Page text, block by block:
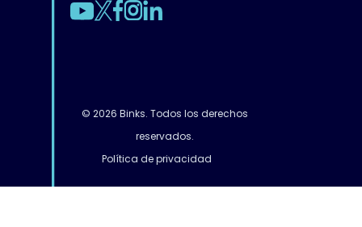
© 2026 Binks. Todos los derechos
reservados.
Política de privacidad